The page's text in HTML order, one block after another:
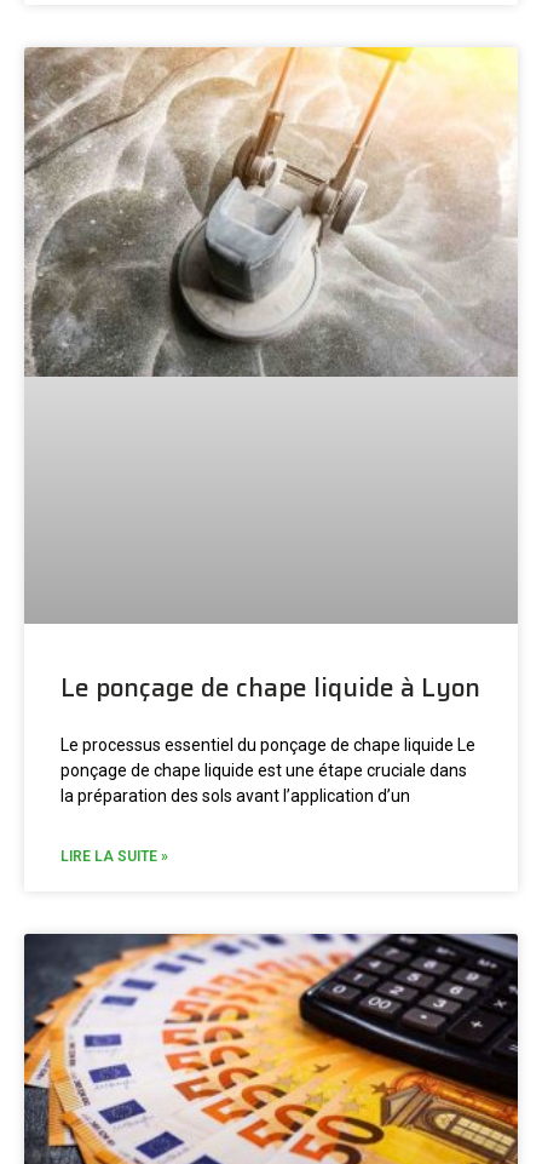
Le ponçage de chape liquide à Lyon
Le processus essentiel du ponçage de chape liquide Le
ponçage de chape liquide est une étape cruciale dans
la préparation des sols avant l’application d’un
LIRE LA SUITE »